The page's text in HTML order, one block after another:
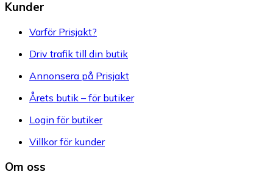
Kunder
Varför Prisjakt?
Driv trafik till din butik
Annonsera på Prisjakt
Årets butik – för butiker
Login för butiker
Villkor för kunder
Om oss